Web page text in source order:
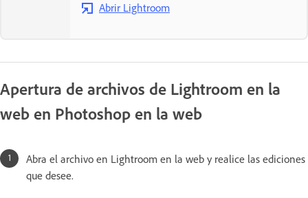
Abrir Lightroom
Apertura de archivos de Lightroom en la
web en Photoshop en la web
Abra el archivo en Lightroom en la web y realice las ediciones
que desee.